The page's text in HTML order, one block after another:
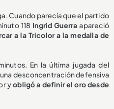
Cuando parecía que el partido
118 Ingrid Guerra apareció
a la Tricolor a la medalla de
En la última jugada del
desconcentración defensiva
yobligó a definir el oro desde